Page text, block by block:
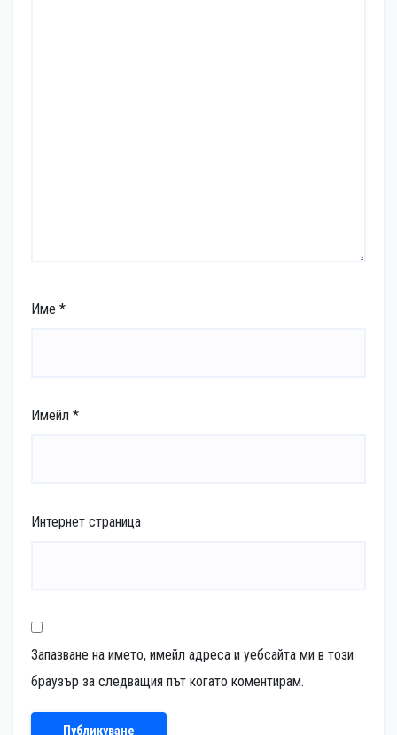
Име *
Имейл *
Интернет страница
Запазване на името, имейл адреса и уебсайта ми в този
браузър за следващия път когато коментирам.